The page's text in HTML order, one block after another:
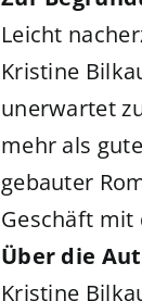
Leicht
Kristine
unerwartet
mehr als
gebauter
Geschäft mit
Über die
Kristine